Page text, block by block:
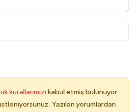
kurallarımızı kabul etmiş bulunuyor
Yazılan yorumlardan